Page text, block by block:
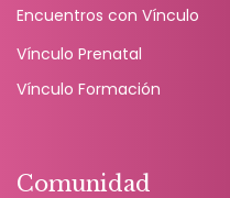
Encuentros con Vínculo
Vínculo Prenatal
Vínculo Formación
Comunidad